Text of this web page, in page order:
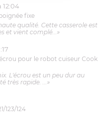
12:04
fixe
qualité. Cette casserole est
et vient complé...»
pour le robot cuiseur Cook
L'écrou est un peu dur au
très rapide. ...»
123/124